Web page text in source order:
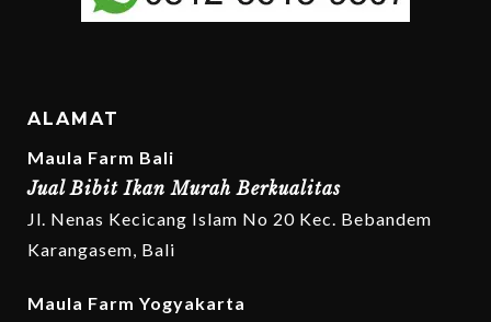
ALAMAT
Maula Farm Bali
Jual Bibit Ikan Murah Berkualitas
Jl. Nenas Kecicang Islam No 20 Kec. Bebandem
Karangasem, Bali
Maula Farm Yogyakarta